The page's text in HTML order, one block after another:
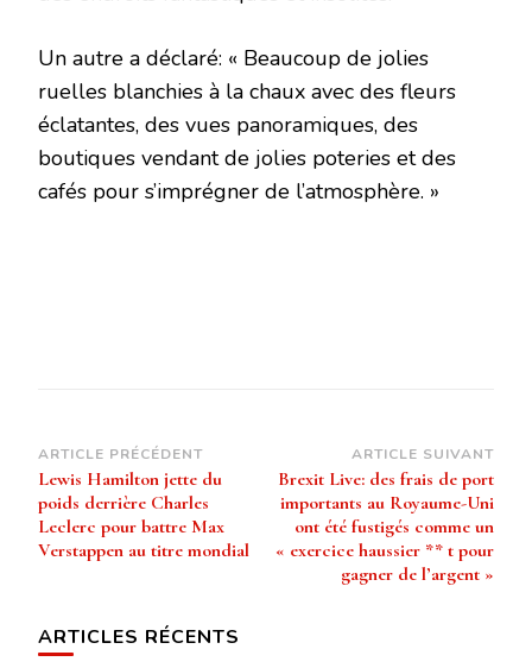
Un autre a déclaré: « Beaucoup de jolies
ruelles blanchies à la chaux avec des fleurs
éclatantes, des vues panoramiques, des
boutiques vendant de jolies poteries et des
cafés pour s’imprégner de l’atmosphère. »
Navigation
d’article
ARTICLE PRÉCÉDENT
Lewis Hamilton jette du
poids derrière Charles
Leclerc pour battre Max
Verstappen au titre mondial
ARTICLE SUIVANT
Brexit Live: des frais de port
importants au Royaume-Uni
ont été fustigés comme un
« exercice haussier ** t pour
gagner de l’argent »
ARTICLES RÉCENTS